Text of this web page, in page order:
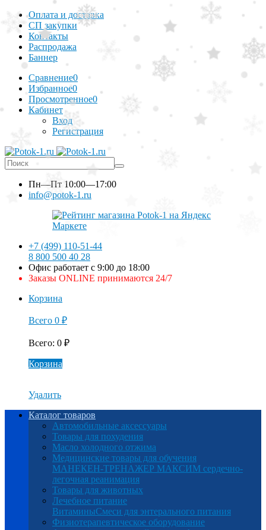
Оплата и доставка
СП закупки
Контакты
Распродажа
Баннер
Сравнение0
Избранное0
Просмотренное0
Кабинет
Вход
Регистрация
Пн—Пт 10:00—17:00
info@potok-1.ru
+7 (499) 110-51-44
8 800 500 40 28
Офис работает с 9:00 до 18:00
Заказы ONLINE принимаются 24/7
Корзина
Всего 0 ₽
Всего: 0 ₽
Корзина
Удалить
Каталог товаров
Автомобильные аксессуары
Товары для похудения
Масло холодного отжима
Медицинские товары для обучения
МАНЕКЕН-ТРЕНАЖЕР МАКСИМ сердечно-
легочная реанимация
Товары для животных
Лечебное питание
ВитаминыСмеси для энтерального питания
Физиотерапевтическое оборудование